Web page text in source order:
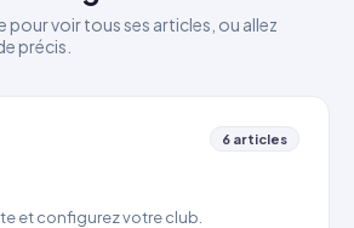
pour voir tous ses articles, ou allez
précis.
6 articles
et configurez votre club.